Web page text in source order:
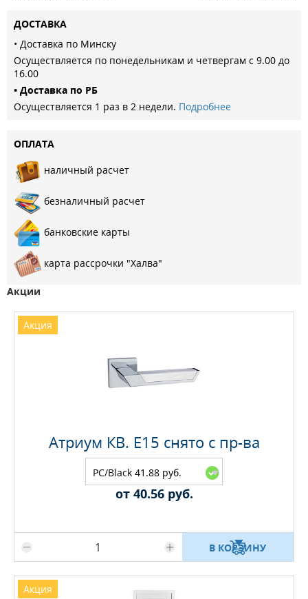
ДОСТАВКА
• Доставка по Минску
Осуществляется по понедельникам и четвергам с 9.00 до
16.00
• Доставка по РБ
Осуществляется 1 раз в 2 недели. Подробнее
ОПЛАТА
наличный расчет
безналичный расчет
банковские карты
карта рассрочки "Халва"
Акции
Акция
Атриум КВ. E15 снято с пр-ва
PC/Black 41.88 руб.
В КОРЗИНУ
от 40.56 руб.
Акция